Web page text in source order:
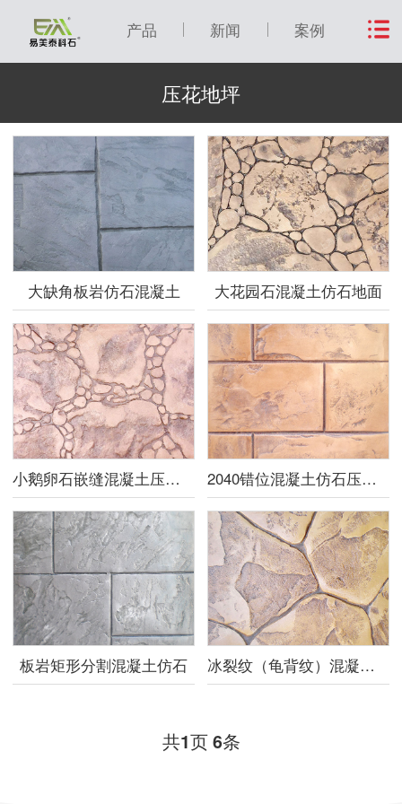
产品 新闻 案例
压花地坪
大缺角板岩仿石混凝土 大花园石混凝土仿石地面
小鹅卵石嵌缝混凝土压花地坪 2040错位混凝土仿石压膜砖
板岩矩形分割混凝土仿石 冰裂纹（龟背纹）混凝土仿石地面
共1页6条